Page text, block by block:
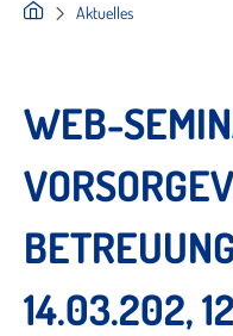
Aktuelles
WEB-
14.03.202,